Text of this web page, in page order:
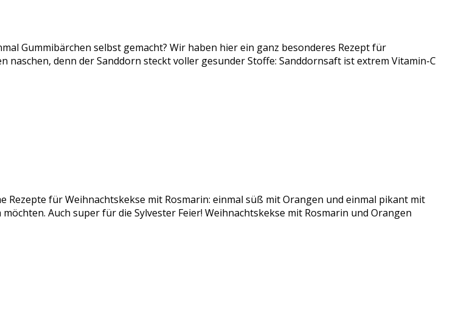
Gummibärchen selbst gemacht? Wir haben hier ein ganz besonderes Rezept für
naschen, denn der Sanddorn steckt voller gesunder Stoffe: Sanddornsaft ist extrem Vitamin-C
für Weihnachtskekse mit Rosmarin: einmal süß mit Orangen und einmal pikant mit
Auch super für die Sylvester Feier! Weihnachtskekse mit Rosmarin und Orangen